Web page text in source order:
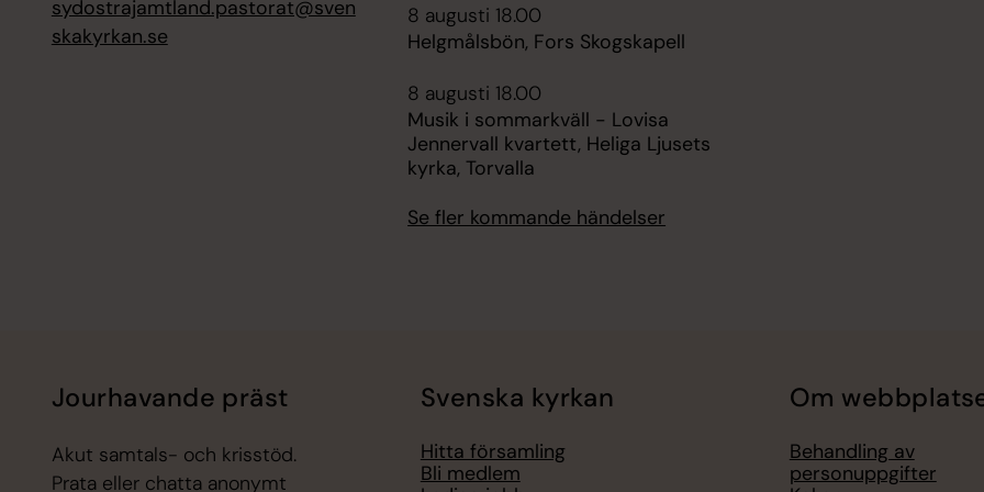
sydostrajamtland.pastorat@sven
skakyrkan.se
8 augusti 18.00
Helgmålsbön, Fors Skogskapell
8 augusti 18.00
Musik i sommarkväll - Lovisa
Jennervall kvartett, Heliga Ljusets
kyrka, Torvalla
Se fler kommande händelser
Jourhavande präst
Akut samtals- och krisstöd.
Prata eller chatta anonymt
Svenska kyrkan
Hitta församling
Bli medlem
Om
Behandling av
personuppgifter